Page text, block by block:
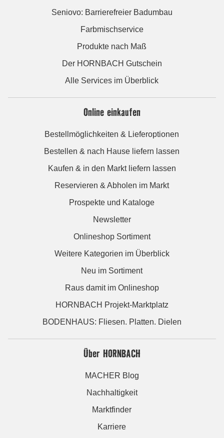
Seniovo: Barrierefreier Badumbau
Farbmischservice
Produkte nach Maß
Der HORNBACH Gutschein
Alle Services im Überblick
Online einkaufen
Bestellmöglichkeiten & Lieferoptionen
Bestellen & nach Hause liefern lassen
Kaufen & in den Markt liefern lassen
Reservieren & Abholen im Markt
Prospekte und Kataloge
Newsletter
Onlineshop Sortiment
Weitere Kategorien im Überblick
Neu im Sortiment
Raus damit im Onlineshop
HORNBACH Projekt-Marktplatz
BODENHAUS: Fliesen. Platten. Dielen
Über HORNBACH
MACHER Blog
Nachhaltigkeit
Marktfinder
Karriere